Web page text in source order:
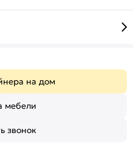
на дом
мебели
звонок